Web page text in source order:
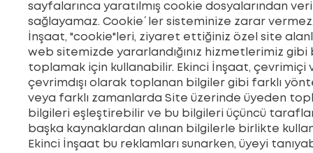
sayfalarınca yaratılmış cookie dosyalarından veri
sağlayamaz. Cookie´ler sisteminize zarar
İnşaat, "cookie"leri, ziyaret ettiğiniz özel site
web sitemizde yararlandığınız hizmetlerimiz gibi
toplamak için kullanabilir. Ekinci İnşaat, çevrimiçi
çevrimdışı olarak toplanan bilgiler gibi farklı
veya farklı zamanlarda Site üzerinde üyeden
bilgileri eşleştirebilir ve bu bilgileri üçüncü
başka kaynaklardan alınan bilgilerle birlikte
Ekinci İnşaat bu reklamları sunarken, üyeyi